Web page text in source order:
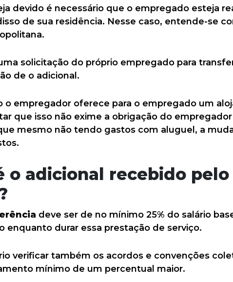
devido é necessário que o empregado esteja
de sua residência. Nesse caso, entende-se
solicitação do próprio empregado para
de o adicional.
o empregador oferece para o empregado um
que isso não exime a obrigação do
mesmo não tendo gastos com aluguel, a
o adicional recebido pelo
deve ser de no mínimo 25% do salário
enquanto durar essa prestação de serviço.
verificar também os acordos e convenções
mínimo de um percentual maior.